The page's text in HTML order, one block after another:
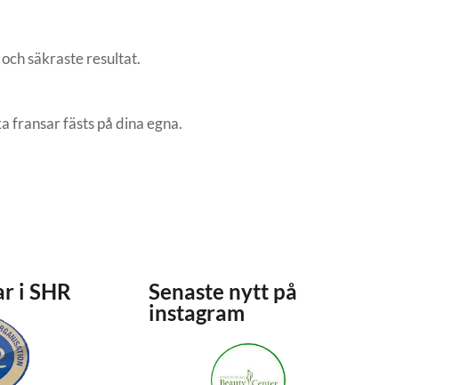
säkraste resultat.
fransar fästs på dina egna.
i SHR
Senaste nytt på
instagram